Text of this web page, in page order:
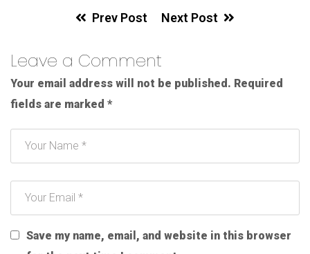
Prev Post Next Post
Leave a Comment
Your email address will not be published. Required
fields are marked *
Save my name, email, and website in this browser